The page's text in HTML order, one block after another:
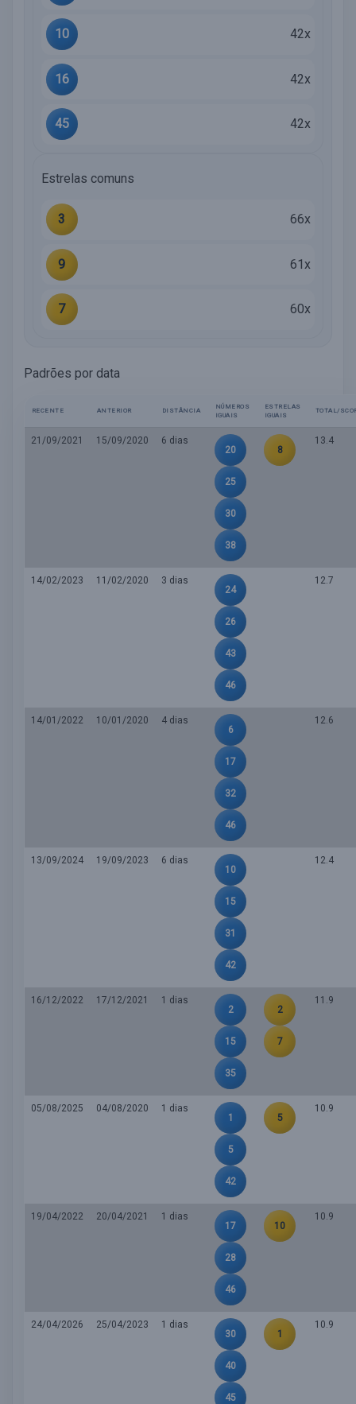
10 42x
16 42x
45 42x
Estrelas comuns
3 66x
9 61x
7 60x
Padrões por data
RECENTE ANTERIOR DISTÂNCIA
NÚMEROS
IGUAIS
ESTRELAS
IGUAIS
TOTAL/
21/09/2021 15/09/2020
6 dias
20
25
30
38
8
13.4
14/02/2023 11/02/2020
3 dias
24
26
43
46
12.7
14/01/2022 10/01/2020
4 dias
6
17
32
46
12.6
13/09/2024 19/09/2023
6 dias
10
15
31
42
12.4
16/12/2022 17/12/2021
1 dias
2
15
35
2
7
11.9
05/08/2025 04/08/2020
1 dias
1
5
42
5
10.9
19/04/2022 20/04/2021
1 dias
17
28
46
10
10.9
24/04/2026 25/04/2023
1 dias
30
40
45
1
10.9